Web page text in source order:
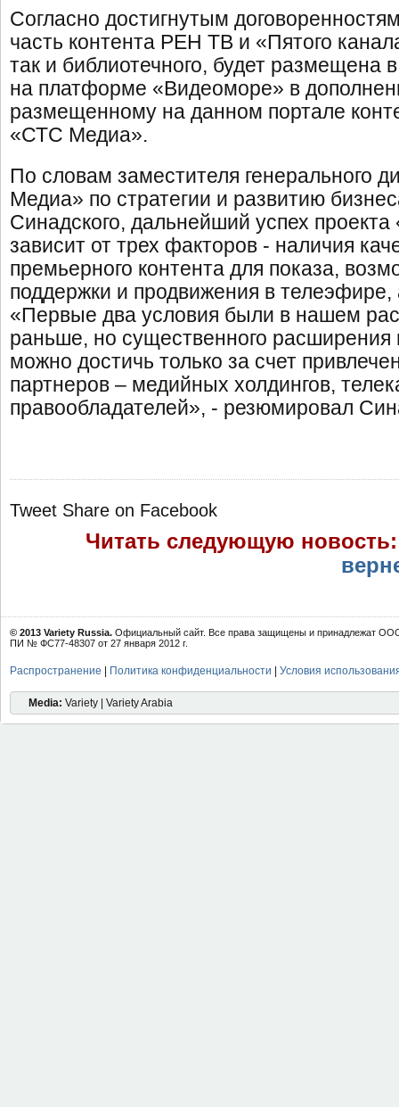
Согласно достигнутым
часть контента РЕН ТВ и «Пятого
так и библиотечного, будет размещена
на платформе «Видеоморе» в
размещенному на данном портале
«СТС Медиа».
По словам заместителя генерального
Медиа» по стратегии и развитию
Синадского, дальнейший успех
зависит от трех факторов - наличия
премьерного контента для показа,
поддержки и продвижения в
«Первые два условия были в нашем
раньше, но существенного
можно достичь только за счет
партнеров – медийных холдингов,
правообладателей», - резюмировал
Tweet Share on Facebook
Читать следующую
© 2013 Variety Russia. Официальный сайт. Все права защищены и принадлежат
ПИ № ФС77-48307 от 27 января 2012 г.
Распространение Политика конфиденциальности Условия
Media: Variety | Variety Arabia